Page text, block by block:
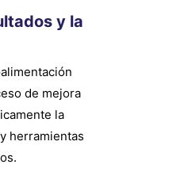
y la
de mejora
la
herramientas